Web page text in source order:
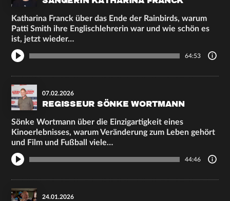
Katharina Franck über das Ende der Rainbirds, warum
Patti Smith ihre Englischlehrerin war und wie schön es
ist, jetzt wieder…
64:53
07.02.2026
REGISSEUR SÖNKE WORTMANN
Sönke Wortmann über die Einzigartigkeit eines
Kinoerlebnisses, warum Veränderung zum Leben gehört
und Film und Fußball viele…
44:46
24.01.2026